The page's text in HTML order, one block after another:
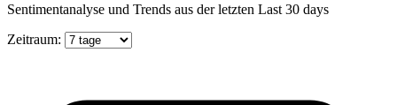
Sentimentanalyse und Trends aus der letzten Last 30 days
Zeitraum: